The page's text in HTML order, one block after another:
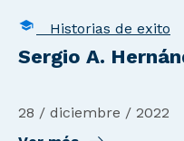
Historias de exito
Sergio A.
28 / diciembre / 2022